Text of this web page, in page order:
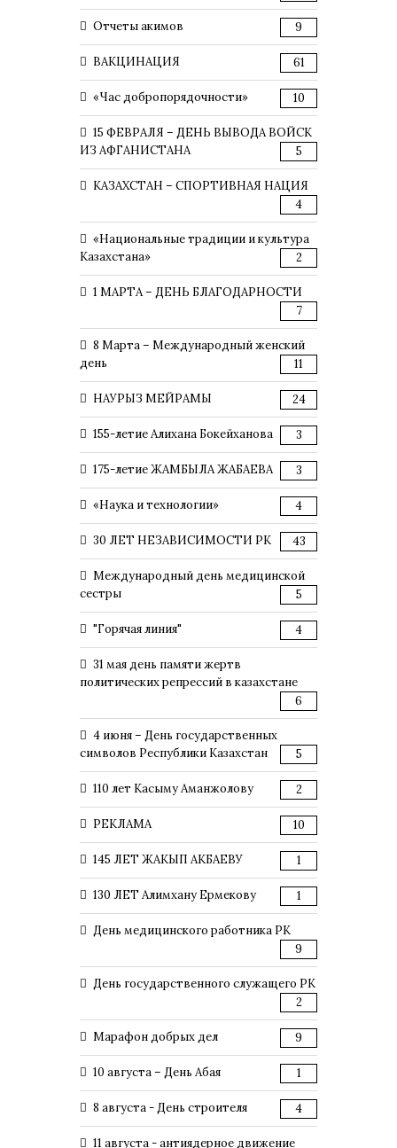
Отчеты акимов 9
ВАКЦИНАЦИЯ 61
«Час добропорядочности» 10
15 ФЕВРАЛЯ – ДЕНЬ ВЫВОДА ВОЙСК
ИЗ АФГАНИСТАНА
5
КАЗАХСТАН – СПОРТИВНАЯ НАЦИЯ
4
«Национальные традиции и культура
Казахстана»
2
1 МАРТА – ДЕНЬ БЛАГОДАРНОСТИ
7
8 Марта – Международный женский
день
11
НАУРЫЗ МЕЙРАМЫ 24
155-летие Алихана Бокейханова 3
175-летие ЖАМБЫЛА ЖАБАЕВА 3
«Наука и технологии» 4
30 ЛЕТ НЕЗАВИСИМОСТИ РК 43
Международный день медицинской
сестры
5
"Горячая линия" 4
31 мая день памяти жертв
политических репрессий в казахстане
6
4 июня – День государственных
символов Республики Казахстан
5
110 лет Касыму Аманжолову 2
РЕКЛАМА 10
145 ЛЕТ ЖАКЫП АКБАЕВУ 1
130 ЛЕТ Алимхану Ермекову 1
День медицинского работника РК
9
День государственного служащего РК
2
Марафон добрых дел 9
10 августа – День Абая 1
8 августа - День строителя 4
11 августа - антиядерное движение